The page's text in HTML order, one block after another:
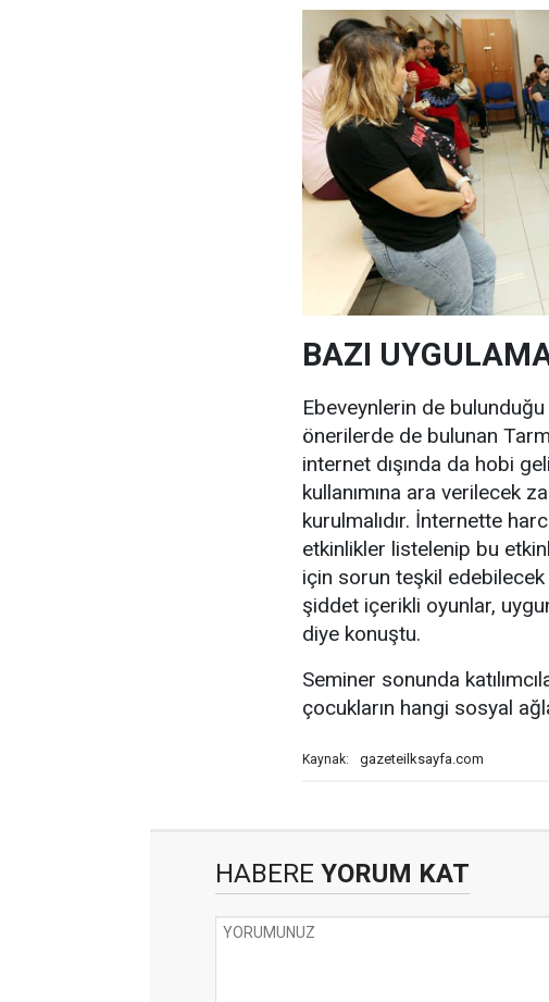
BAZI
Ebeveynlerin de
önerilerde de bulunan
internet dışında da hobi
kullanımına ara verilecek
kurulmalıdır. İnternette
etkinlikler listelenip bu
için sorun teşkil edebilecek
şiddet içerikli oyunlar,
diye konuştu.
Seminer sonunda
çocukların hangi sosyal
Kaynak: gazeteilksayfa.com
HABERE YORUM KAT